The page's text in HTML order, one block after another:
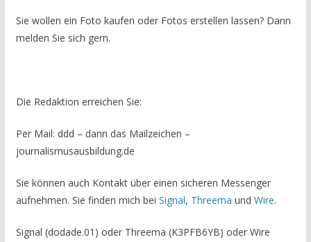
Sie wollen ein Foto kaufen oder Fotos erstellen lassen? Dann
melden Sie sich gern.
Die Redaktion erreichen Sie:
Per Mail: ddd – dann das Mailzeichen –
journalismusausbildung.de
Sie können auch Kontakt über einen sicheren Messenger
aufnehmen. Sie finden mich bei Signal, Threema und Wire.
Signal (dodade.01) oder Threema (K3PFB6YB) oder Wire